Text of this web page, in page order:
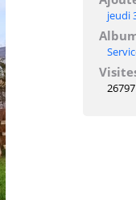
jeudi
26797